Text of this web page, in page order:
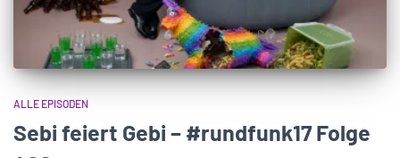
ALLE EPISODEN
Sebi feiert Gebi – #rundfunk17 Folge